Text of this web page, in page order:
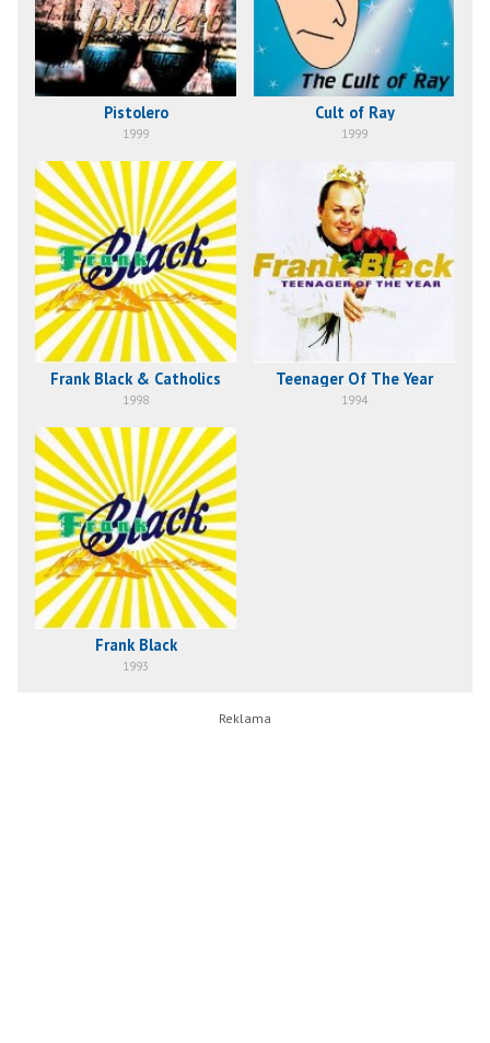
Pistolero
1999
Cult of Ray
1999
Frank Black & Catholics
1998
Teenager Of The Year
1994
Frank Black
1993